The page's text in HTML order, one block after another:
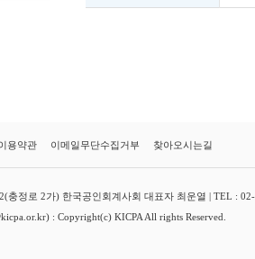
용약관 이메일무단수집거부 찾아오시는길
충정로 2가) 한국공인회계사회 대표자 최운열 | TEL :
: Copyright(c) KICPA All rights Reserved.